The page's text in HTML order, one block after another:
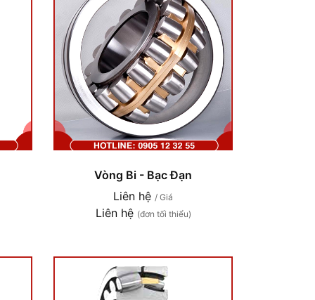
Vòng Bi - Bạc Đạn
Liên hệ / Giá
Liên hệ (đơn tối thiểu)